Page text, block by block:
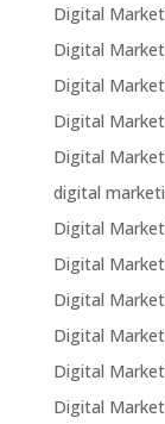
Digital
Digital
Digital
Digital
Digital
digital
Digital
Digital
Digital
Digital
Digital
Digital